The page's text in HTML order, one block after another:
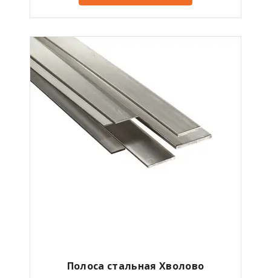
Полоса стальная Хволово